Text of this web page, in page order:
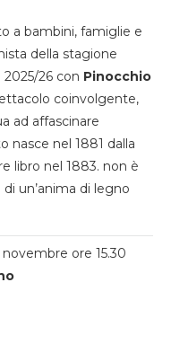
a bambini, famiglie e
della stagione
26 con Pinocchio
coinvolgente,
ad affascinare
nasce nel 1881 dalla
libro nel 1883. non è
un’anima di legno
ore 15.30